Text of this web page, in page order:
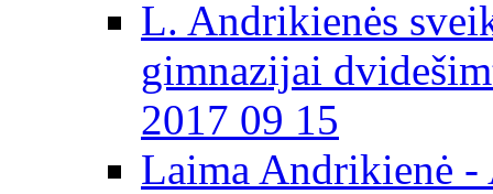
L. Andrikienės
gimnazijai
2017 09 15
Laima Andrikienė